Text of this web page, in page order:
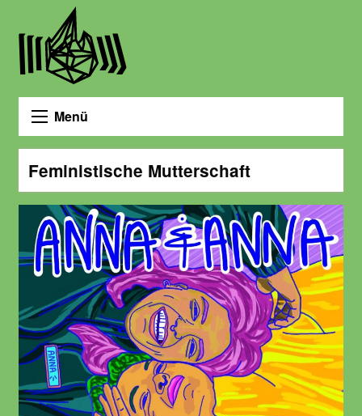
Menü
Feministische Mutterschaft